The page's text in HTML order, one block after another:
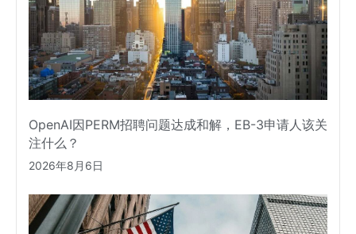
OpenAI因PERM招聘问题达成和解，EB-3申请人该关
注什么？
2026年8月6日